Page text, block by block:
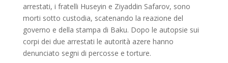
arrestati, i fratelli Huseyin e Ziyaddin Safarov, sono
morti sotto custodia, scatenando la reazione del
governo e della stampa di Baku. Dopo le autopsie sui
corpi dei due arrestati le autorità azere hanno
denunciato segni di percosse e torture.